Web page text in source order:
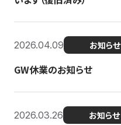
2026.04.09 お知らせ
GW休業のお知らせ
2026.03.26 お知らせ